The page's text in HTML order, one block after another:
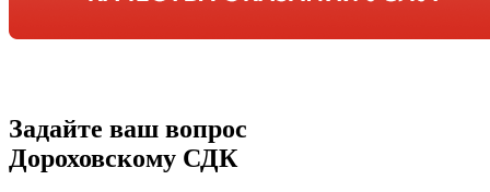
Задайте ваш вопрос
Дороховскому СДК